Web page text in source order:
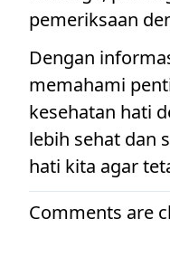
pemeriksaan
Dengan
memahami
kesehatan hati
lebih sehat dan
hati kita agar
Comments are